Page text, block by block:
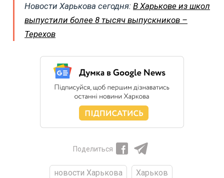
Новости Харькова сегодня: В Харькове из школ
выпустили более 8 тысяч выпускников –
Терехов
Поделиться
новости Харькова
Харьков